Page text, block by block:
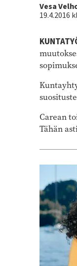
Vesa
19.4.2016
Carean
Tähän